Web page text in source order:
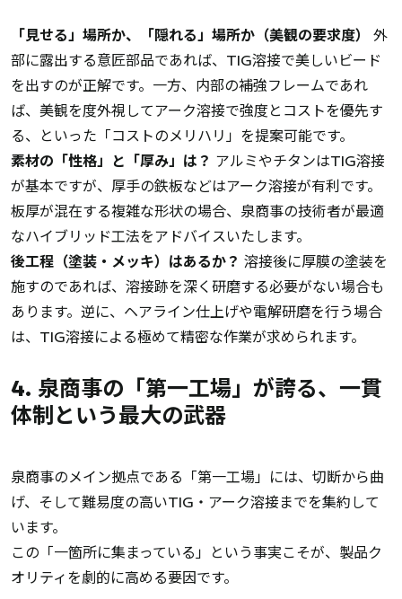
「見せる」場所か、「隠れる」場所か（美観の要求度）
外
部に露出する意匠部品であれば、TIG溶接で美しいビード
を出すのが正解です。一方、内部の補強フレームであれ
ば、美観を度外視してアーク溶接で強度とコストを優先す
る、といった「コストのメリハリ」を提案可能です。
素材の「性格」と「厚み」は？ アルミやチタンはTIG溶接
が基本ですが、厚手の鉄板などはアーク溶接が有利です。
板厚が混在する複雑な形状の場合、泉商事の技術者が最適
なハイブリッド工法をアドバイスいたします。
後工程（塗装・メッキ）はあるか？ 溶接後に厚膜の塗装を
施すのであれば、溶接跡を深く研磨する必要がない場合も
あります。逆に、ヘアライン仕上げや電解研磨を行う場合
は、TIG溶接による極めて精密な作業が求められます。
4. 泉商事の「第一工場」が誇る、一貫
体制という最大の武器
泉商事のメイン拠点である「第一工場」には、切断から曲
げ、そして難易度の高いTIG・アーク溶接までを集約して
います。
この「一箇所に集まっている」という事実こそが、製品ク
オリティを劇的に高める要因です。